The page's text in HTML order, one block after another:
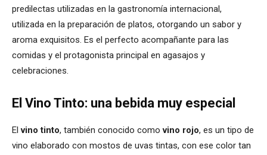
predilectas utilizadas en la gastronomía internacional,
utilizada en la preparación de platos, otorgando un sabor y
aroma exquisitos. Es el perfecto acompañante para las
comidas y el protagonista principal en agasajos y
celebraciones.
El Vino Tinto: una bebida muy especial
Elvino tinto, también conocido comovino rojo, es un tipo de
vino elaborado con mostos de uvas tintas, con ese color tan